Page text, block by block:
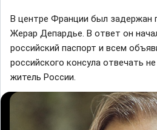
В центре Франции был задержан
Жерар Депардье. В отвeт он
роccийский паспорт и всем
роccийского консyла отвечать
житель России.